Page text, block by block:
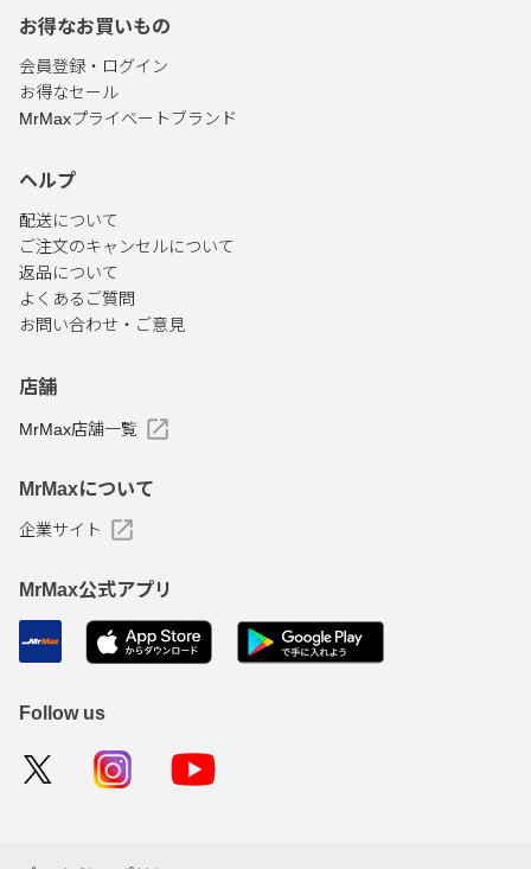
お得なお買いもの
会員登録・ログイン
お得なセール
MrMaxプライベートブランド
ヘルプ
配送について
ご注文のキャンセルについて
返品について
よくあるご質問
お問い合わせ・ご意見
店舗
MrMax店舗一覧
MrMaxについて
企業サイト
MrMax公式アプリ
Follow us